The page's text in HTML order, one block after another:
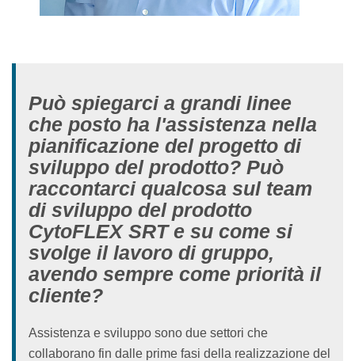
Può spiegarci a grandi linee
che posto ha l'assistenza nella
pianificazione del progetto di
sviluppo del prodotto? Può
raccontarci qualcosa sul team
di sviluppo del prodotto
CytoFLEX SRT e su come si
svolge il lavoro di gruppo,
avendo sempre come priorità il
cliente?
Assistenza e sviluppo sono due settori che
collaborano fin dalle prime fasi della realizzazione del